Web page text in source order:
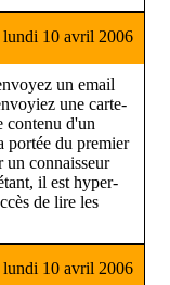
10 avril 2006
un email
une carte-
contenu d'un
portée du premier
un connaisseur
il est hyper-
de lire les
10 avril 2006